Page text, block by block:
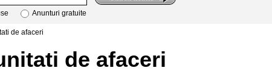
Anunturi gratuite
de afaceri
de afaceri